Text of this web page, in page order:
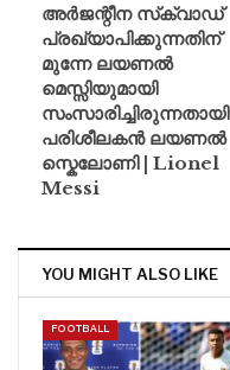
അർജന്റീന സ്‌ക്വാഡ്
പ്രഖ്യാപിക്കുന്നതിന്
മുന്നേ ലയണൽ
മെസ്സിയുമായി
സംസാരിച്ചിരുന്നതായി
പരിശീലകൻ ലയണൽ
സ്കെലോണി | Lionel
Messi
YOU MIGHT ALSO LIKE
FOOTBALL